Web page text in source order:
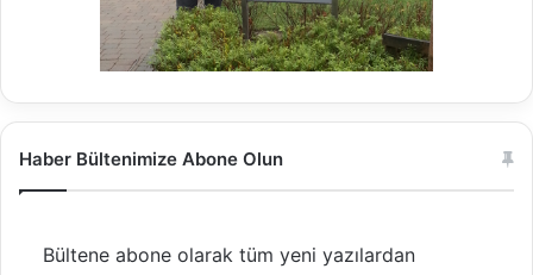
Haber Bültenimize Abone Olun
Bültene abone olarak tüm yeni yazılardan